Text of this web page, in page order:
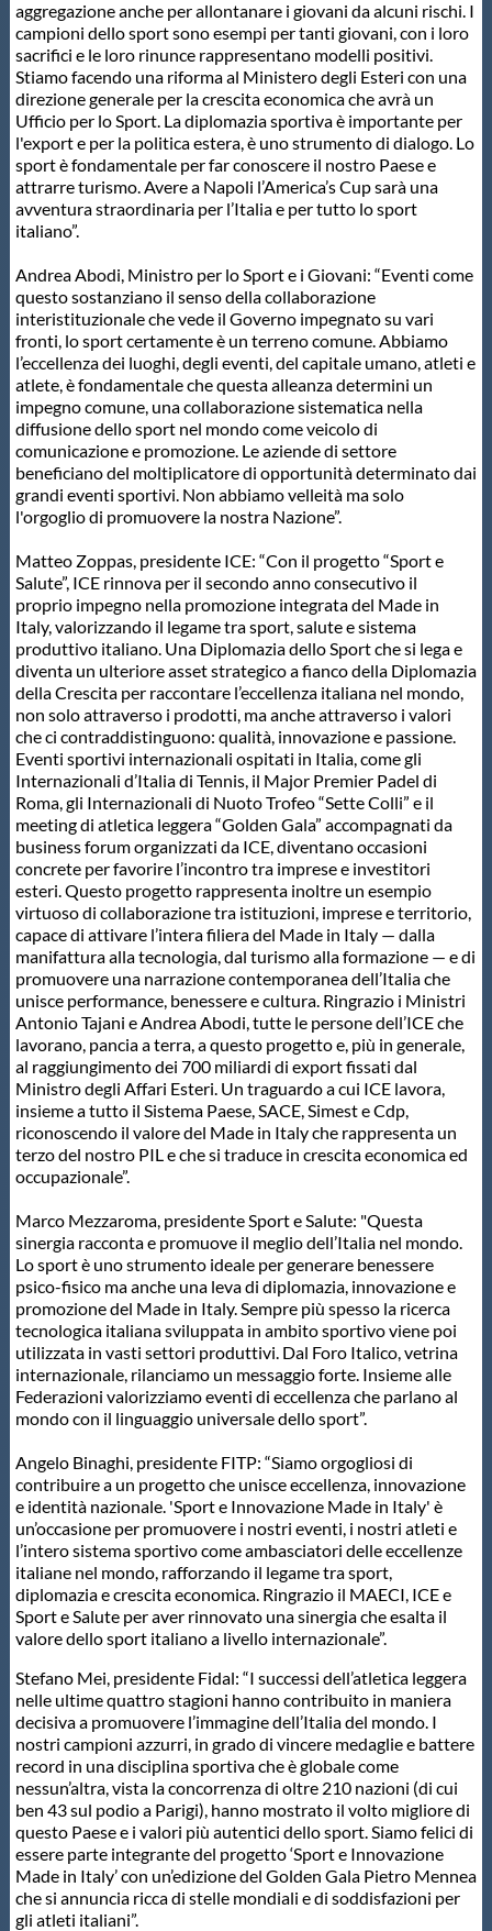
aggregazione anche per allontanare i giovani da alcuni rischi. I
campioni dello sport sono esempi per tanti giovani, con i loro
sacrifici e le loro rinunce rappresentano modelli positivi.
Stiamo facendo una riforma al Ministero degli Esteri con una
direzione generale per la crescita economica che avrà un
Ufficio per lo Sport. La diplomazia sportiva è importante per
l'export e per la politica estera, è uno strumento di dialogo. Lo
sport è fondamentale per far conoscere il nostro Paese e
attrarre turismo. Avere a Napoli l’America’s Cup sarà una
avventura straordinaria per l’Italia e per tutto lo sport
italiano”.
Andrea Abodi, Ministro per lo Sport e i Giovani: “Eventi come
questo sostanziano il senso della collaborazione
interistituzionale che vede il Governo impegnato su vari
fronti, lo sport certamente è un terreno comune. Abbiamo
l’eccellenza dei luoghi, degli eventi, del capitale umano, atleti e
atlete, è fondamentale che questa alleanza determini un
impegno comune, una collaborazione sistematica nella
diffusione dello sport nel mondo come veicolo di
comunicazione e promozione. Le aziende di settore
beneficiano del moltiplicatore di opportunità determinato dai
grandi eventi sportivi. Non abbiamo velleità ma solo
l'orgoglio di promuovere la nostra Nazione”.
Matteo Zoppas, presidente ICE: “Con il progetto “Sport e
Salute”, ICE rinnova per il secondo anno consecutivo il
proprio impegno nella promozione integrata del Made in
Italy, valorizzando il legame tra sport, salute e sistema
produttivo italiano. Una Diplomazia dello Sport che si lega e
diventa un ulteriore asset strategico a fianco della Diplomazia
della Crescita per raccontare l’eccellenza italiana nel mondo,
non solo attraverso i prodotti, ma anche attraverso i valori
che ci contraddistinguono: qualità, innovazione e passione.
Eventi sportivi internazionali ospitati in Italia, come gli
Internazionali d’Italia di Tennis, il Major Premier Padel di
Roma, gli Internazionali di Nuoto Trofeo “Sette Colli” e il
meeting di atletica leggera “Golden Gala” accompagnati da
business forum organizzati da ICE, diventano occasioni
concrete per favorire l’incontro tra imprese e investitori
esteri. Questo progetto rappresenta inoltre un esempio
virtuoso di collaborazione tra istituzioni, imprese e territorio,
capace di attivare l’intera filiera del Made in Italy — dalla
manifattura alla tecnologia, dal turismo alla formazione — e di
promuovere una narrazione contemporanea dell’Italia che
unisce performance, benessere e cultura. Ringrazio i Ministri
Antonio Tajani e Andrea Abodi, tutte le persone dell’ICE che
lavorano, pancia a terra, a questo progetto e, più in generale,
al raggiungimento dei 700 miliardi di export fissati dal
Ministro degli Affari Esteri. Un traguardo a cui ICE lavora,
insieme a tutto il Sistema Paese, SACE, Simest e Cdp,
riconoscendo il valore del Made in Italy che rappresenta un
terzo del nostro PIL e che si traduce in crescita economica ed
occupazionale”.
Marco Mezzaroma, presidente Sport e Salute: "Questa
sinergia racconta e promuove il meglio dell’Italia nel mondo.
Lo sport è uno strumento ideale per generare benessere
psico-fisico ma anche una leva di diplomazia, innovazione e
promozione del Made in Italy. Sempre più spesso la ricerca
tecnologica italiana sviluppata in ambito sportivo viene poi
utilizzata in vasti settori produttivi. Dal Foro Italico, vetrina
internazionale, rilanciamo un messaggio forte. Insieme alle
Federazioni valorizziamo eventi di eccellenza che parlano al
mondo con il linguaggio universale dello sport”.
Angelo Binaghi, presidente FITP: “Siamo orgogliosi di
contribuire a un progetto che unisce eccellenza, innovazione
e identità nazionale. 'Sport e Innovazione Made in Italy' è
un’occasione per promuovere i nostri eventi, i nostri atleti e
l’intero sistema sportivo come ambasciatori delle eccellenze
italiane nel mondo, rafforzando il legame tra sport,
diplomazia e crescita economica. Ringrazio il MAECI, ICE e
Sport e Salute per aver rinnovato una sinergia che esalta il
valore dello sport italiano a livello internazionale”.
Stefano Mei, presidente Fidal: “I successi dell’atletica leggera
nelle ultime quattro stagioni hanno contribuito in maniera
decisiva a promuovere l’immagine dell’Italia del mondo. I
nostri campioni azzurri, in grado di vincere medaglie e battere
record in una disciplina sportiva che è globale come
nessun’altra, vista la concorrenza di oltre 210 nazioni (di cui
ben 43 sul podio a Parigi), hanno mostrato il volto migliore di
questo Paese e i valori più autentici dello sport. Siamo felici di
essere parte integrante del progetto ‘Sport e Innovazione
Made in Italy’ con un’edizione del Golden Gala Pietro Mennea
che si annuncia ricca di stelle mondiali e di soddisfazioni per
gli atleti italiani”.